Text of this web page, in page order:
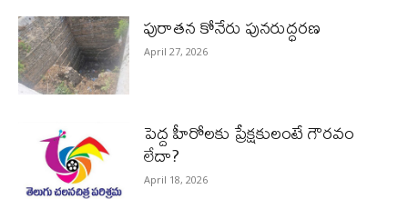
పురాత‌న కోనేరు పున‌రుద్ధ‌ర‌ణ
April 27, 2026
పెద్ద హీరోల‌కు ప్రేక్ష‌కులంటే గౌర‌వం
లేదా?
April 18, 2026